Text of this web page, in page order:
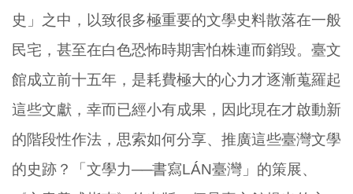
史」之中，以致很多極重要的文學史料散落在一般
民宅，甚至在白色恐怖時期害怕株連而銷毀。臺文
館成立前十五年，是耗費極大的心力才逐漸蒐羅起
這些文獻，幸而已經小有成果，因此現在才啟動新
的階段性作法，思索如何分享、推廣這些臺灣文學
的史跡？「文學力──書寫LÁN臺灣」的策展、